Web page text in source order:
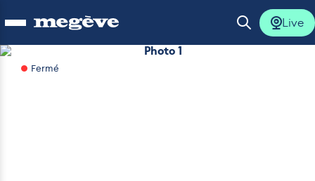
Ouvrir le menu Ouvrir la
Live
Photo 1
Fermé